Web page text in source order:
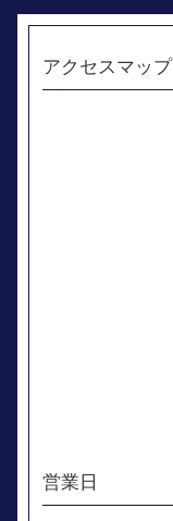
アクセスマップ
営業日